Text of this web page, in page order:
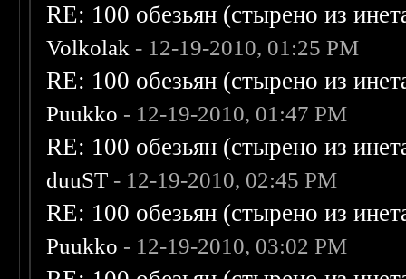
RE: 100 обезьян (стырено из
Volkolak - 12-19-2010, 01:25 PM
RE: 100 обезьян (стырено из
Puukko - 12-19-2010, 01:47 PM
RE: 100 обезьян (стырено из
duuST - 12-19-2010, 02:45 PM
RE: 100 обезьян (стырено из
Puukko - 12-19-2010, 03:02 PM